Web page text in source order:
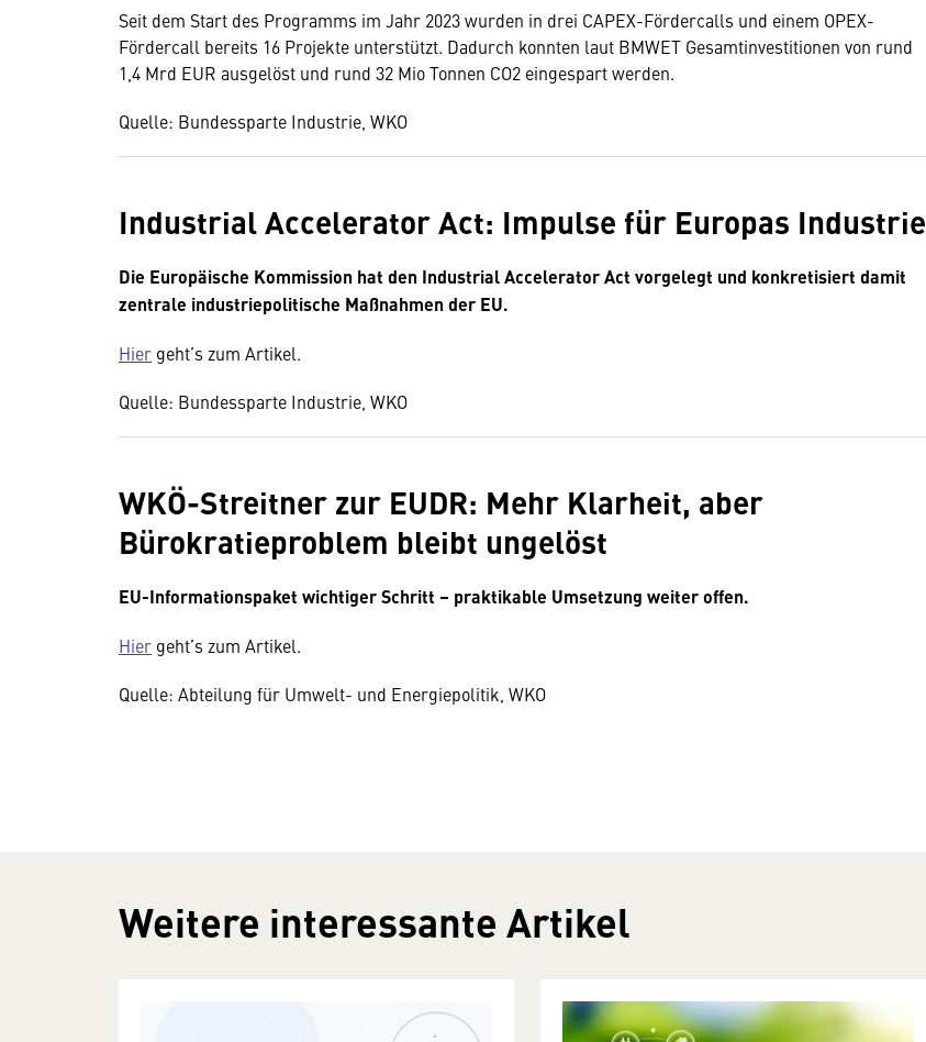
Seit dem Start des Programms im Jahr 2023 wurden in drei CAPEX-Fördercalls und einem OPEX-
Fördercall bereits 16 Projekte unterstützt. Dadurch konnten laut BMWET Gesamtinvestitionen von rund
1,4 Mrd EUR ausgelöst und rund 32 Mio Tonnen CO2 eingespart werden.
Quelle: Bundessparte Industrie, WKO
Industrial Accelerator Act: Impulse für Europas Industrie
Die Europäische Kommission hat den Industrial Accelerator Act vorgelegt und konkretisiert damit
zentrale industriepolitische Maßnahmen der EU.
Hier geht’s zum Artikel.
Quelle: Bundessparte Industrie, WKO
WKÖ-Streitner zur EUDR: Mehr Klarheit, aber
Bürokratieproblem bleibt ungelöst
EU-Informationspaket wichtiger Schritt – praktikable Umsetzung weiter offen.
Hier geht’s zum Artikel.
Quelle: Abteilung für Umwelt- und Energiepolitik, WKO
Weitere interessante Artikel